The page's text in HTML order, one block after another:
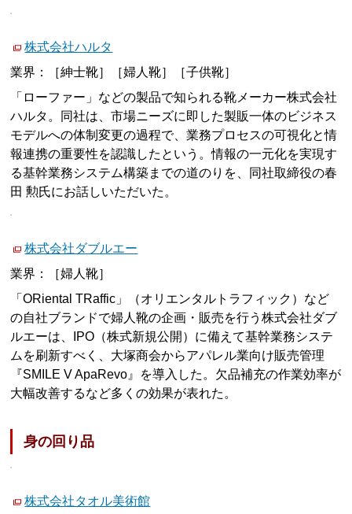
株式会社ハルタ
業界：［紳士靴］［婦人靴］［子供靴］
「ローファー」などの製品で知られる靴メーカー株式会社
ハルタ。同社は、市場ニーズに即した製販一体のビジネス
モデルへの体制変更の過程で、業務プロセスの可視化と情
報連携の重要性を認識したという。情報の一元化を実現す
る基幹業務システム構築までの道のりを、同社取締役の春
田 勲氏にお話しいただいた。
株式会社ダブルエー
業界：［婦人靴］
「ORiental TRaffic」（オリエンタルトラフィック）など
の自社ブランドで婦人靴の企画・販売を行う株式会社ダブ
ルエーは、IPO（株式新規公開）に備えて基幹業務システ
ムを刷新すべく、大塚商会からアパレル業向け販売管理
『SMILE V ApaRevo』を導入した。欠品補充の作業効率が
大幅改善するなど多くの効果が表れた。
身の回り品
株式会社タオル美術館